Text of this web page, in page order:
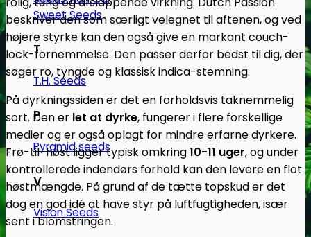
Sweet Seeds
T
T.H. Seeds
P
Pyramid seeds
V
Vision Seeds
beskriver den som særligt velegnet til aftenen, og ved
højere styrke kan den også give en markant couch-
lock-fornemmelse. Den passer derfor bedst til dig, der
søger ro, tyngde og klassisk indica-stemning.
På dyrkningssiden er det en forholdsvis taknemmelig
sort. Den er let at dyrke, fungerer i flere forskellige
medier og er også oplagt for mindre erfarne dyrkere.
Frø-til-høst ligger typisk omkring10-11 uger, og under
kontrollerede indendørs forhold kan den levere en flot
høstmængde. På grund af de tætte topskud er det
dog en god idé at have styr på luftfugtigheden, især
sent i blomstringen.